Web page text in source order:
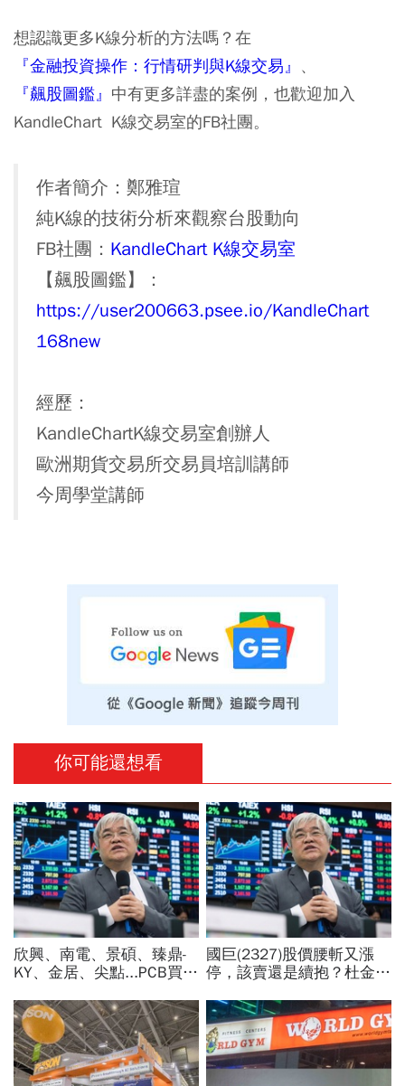
想認識更多K線分析的方法嗎？在
『金融投資操作：行情研判與K線交易』 、
『飆股圖鑑』 中有更多詳盡的案例，也歡迎加入
KandleChart K線交易室的FB社團。
作者簡介：鄭雅瑄
純K線的技術分析來觀察台股動向
FB社團： KandleChart K線交易室
【飆股圖鑑】：
https://user200663.psee.io/KandleChart
168new
經歷：
KandleChartK線交易室創辦人
歐洲期貨交易所交易員培訓講師
今周學堂講師
你可能還想看
欣興、南電、景碩、臻鼎-
KY、金居、尖點...PCB買誰
11月末升段首選，V轉反彈
最快
國巨(2327)股價腰斬又漲
停，該賣還是續抱？杜金龍
套時間曝光」！群創、南亞
科也點名